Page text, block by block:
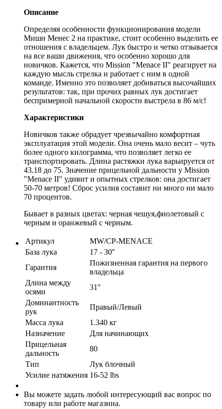
Описание
Определяя особенности функционирования модели
Мишн Менес 2 на практике, стоит особенно выделить ее
отношения с владельцем. Лук быстро и четко отзывается
на все ваши движения, что особенно хорошо для
новичков. Кажется, что Mission "Menace II" реагирует на
каждую мысль стрелка и работает с ним в одной
команде. Именно это позволяет добиваться высочайших
результатов: так, при прочих равных лук достигает
беспримерной начальной скорости выстрела в 86 м/с!
Характеристики
Новичков также обрадует чрезвычайно комфортная
эксплуатация этой модели. Она очень мало весит – чуть
более одного килограмма, что позволяет легко ее
транспортировать. Длина растяжки лука варьируется от
43.18 до 75. Значение прицельной дальности у Mission
"Menace II" удивит и опытных стрелков: она достигает
50-70 метров! Сброс усилия составит ни много ни мало
70 процентов.
Бывает в разных цветах: черная чешуя,фиолетовый с
черным и оранжевый с черным.
Артикул
MW/CP-MENACE
База лука
17 - 30''
Гарантия
Пожизненная гарантия на первого
владельца
Длина между
осями
31''
Доминантность
рук
Правый/Левый
Масса лука
1.340 кг
Назначение
Для начинающих
Прицельная
дальность
80
Тип
Лук блочный
Усилие натяжения 16-52 lbs
Вы можете задать любой интересующий вас вопрос по
товару или работе магазина.